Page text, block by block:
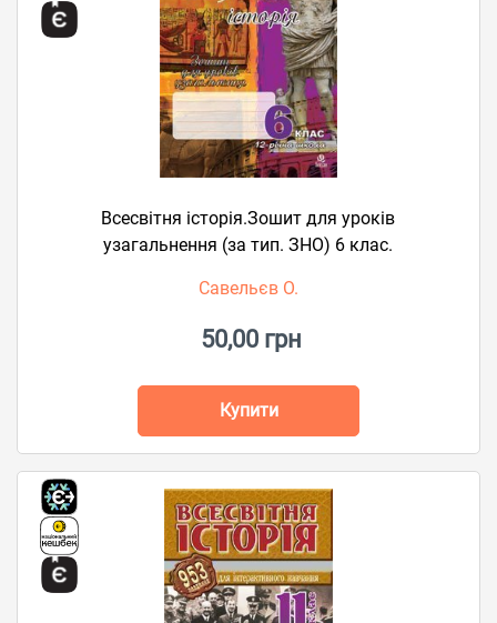
Всесвітня історія.Зошит для уроків
узагальнення (за тип. ЗНО) 6 клас.
Савельєв О.
50,00 грн
Купити